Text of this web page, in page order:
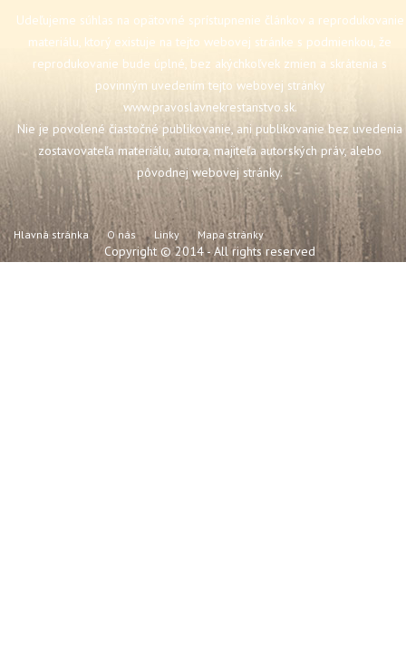
Udeľujeme súhlas na opätovné sprístupnenie článkov a reprodukovanie
materiálu, ktorý existuje na tejto webovej stránke s podmienkou, že
reprodukovanie bude úplné, bez akýchkoľvek zmien a skrátenia s
povinným uvedením tejto webovej stránky
www.pravoslavnekrestanstvo.sk.
Nie je povolené čiastočné publikovanie, ani publikovanie bez uvedenia
zostavovateľa materiálu, autora, majiteľa autorských práv, alebo
pôvodnej webovej stránky.
Hlavná stránka O nás Linky Mapa stránky
Copyright © 2014 - All rights reserved